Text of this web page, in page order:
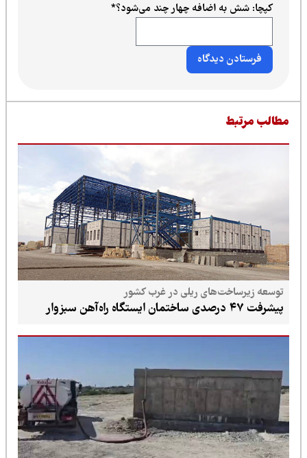
کپچا: شش به اضافه چهار چند می‌شود؟*
مرتبط
توسعه زیرساخت‌های ریلی در غرب کشور
پیشرفت ۴۷ درصدی ساختمان ایستگاه راه‌آهن سبزوار